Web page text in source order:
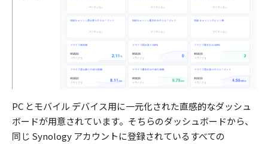
PC とモバイル デバイス用に一元化された直感的なダッシュ
ボードが用意されています。そちらのダッシュボードから、
同じ Synology アカウントに登録されているすべての